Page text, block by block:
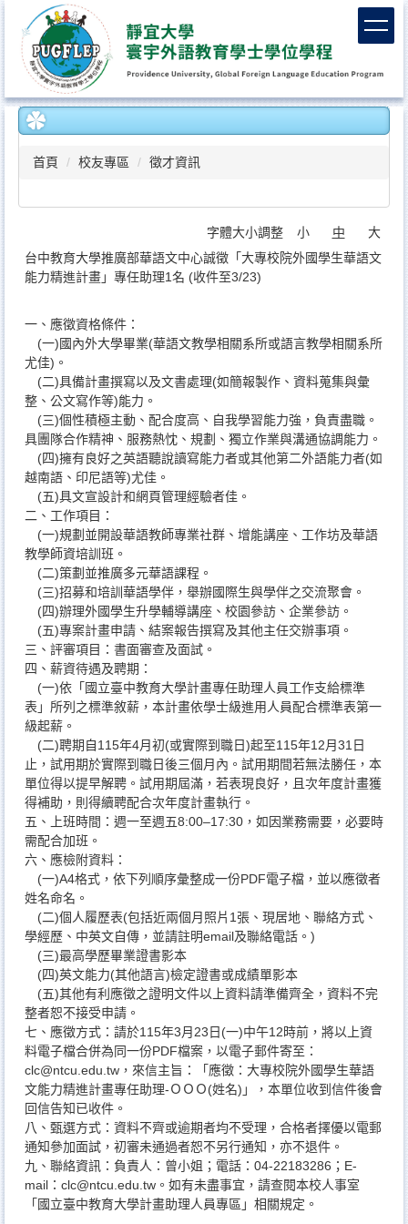
容
區
首頁 校友專區 徵才資訊
字體大小調整 小 中
大
台中教育大學推廣部華語文中心誠徵「大專校院外國學生華語文
能力精進計畫」專任助理1名 (收件至3/23)
一、應徵資格條件：
(一)國內外大學畢業(華語文教學相關系所或語言教學相關系所
尤佳)。
(二)具備計畫撰寫以及文書處理(如簡報製作、資料蒐集與彙
整、公文寫作等)能力。
(三)個性積極主動、配合度高、自我學習能力強，負責盡職。
具團隊合作精神、服務熱忱、規劃、獨立作業與溝通協調能力。
(四)擁有良好之英語聽說讀寫能力者或其他第二外語能力者(如
越南語、印尼語等)尤佳。
(五)具文宣設計和網頁管理經驗者佳。
二、工作項目：
(一)規劃並開設華語教師專業社群、增能講座、工作坊及華語
教學師資培訓班。
(二)策劃並推廣多元華語課程。
(三)招募和培訓華語學伴，舉辦國際生與學伴之交流聚會。
(四)辦理外國學生升學輔導講座、校園參訪、企業參訪。
(五)專案計畫申請、結案報告撰寫及其他主任交辦事項。
三、評審項目：書面審查及面試。
四、薪資待遇及聘期：
(一)依「國立臺中教育大學計畫專任助理人員工作支給標準
表」所列之標準敘薪，本計畫依學士級進用人員配合標準表第一
級起薪。
(二)聘期自115年4月初(或實際到職日)起至115年12月31日
止，試用期於實際到職日後三個月內。試用期間若無法勝任，本
單位得以提早解聘。試用期屆滿，若表現良好，且次年度計畫獲
得補助，則得續聘配合次年度計畫執行。
五、上班時間：週一至週五8:00–17:30，如因業務需要，必要時
需配合加班。
六、應檢附資料：
(一)A4格式，依下列順序彙整成一份PDF電子檔，並以應徵者
姓名命名。
(二)個人履歷表(包括近兩個月照片1張、現居地、聯絡方式、
學經歷、中英文自傳，並請註明email及聯絡電話。)
(三)最高學歷畢業證書影本
(四)英文能力(其他語言)檢定證書或成績單影本
(五)其他有利應徵之證明文件以上資料請準備齊全，資料不完
整者恕不接受申請。
七、應徵方式：請於115年3月23日(一)中午12時前，將以上資
料電子檔合併為同一份PDF檔案，以電子郵件寄至：
clc@ntcu.edu.tw，來信主旨：「應徵：大專校院外國學生華語
文能力精進計畫專任助理-ＯＯＯ(姓名)」，本單位收到信件後會
回信告知已收件。
八、甄選方式：資料不齊或逾期者均不受理，合格者擇優以電郵
通知參加面試，初審未通過者恕不另行通知，亦不退件。
九、聯絡資訊：負責人：曾小姐；電話：04-22183286；E-
mail：clc@ntcu.edu.tw。如有未盡事宜，請查閱本校人事室
「國立臺中教育大學計畫助理人員專區」相關規定。